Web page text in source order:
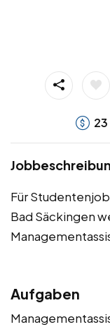
23
Für
Bad Säckingen
Aufgaben